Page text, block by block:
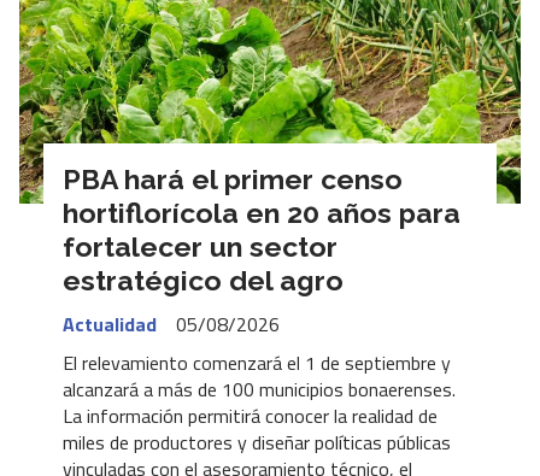
PBA hará el primer censo
hortiflorícola en 20 años para
fortalecer un sector
estratégico del agro
Actualidad
05/08/2026
El relevamiento comenzará el 1 de septiembre y
alcanzará a más de 100 municipios bonaerenses.
La información permitirá conocer la realidad de
miles de productores y diseñar políticas públicas
vinculadas con el asesoramiento técnico, el